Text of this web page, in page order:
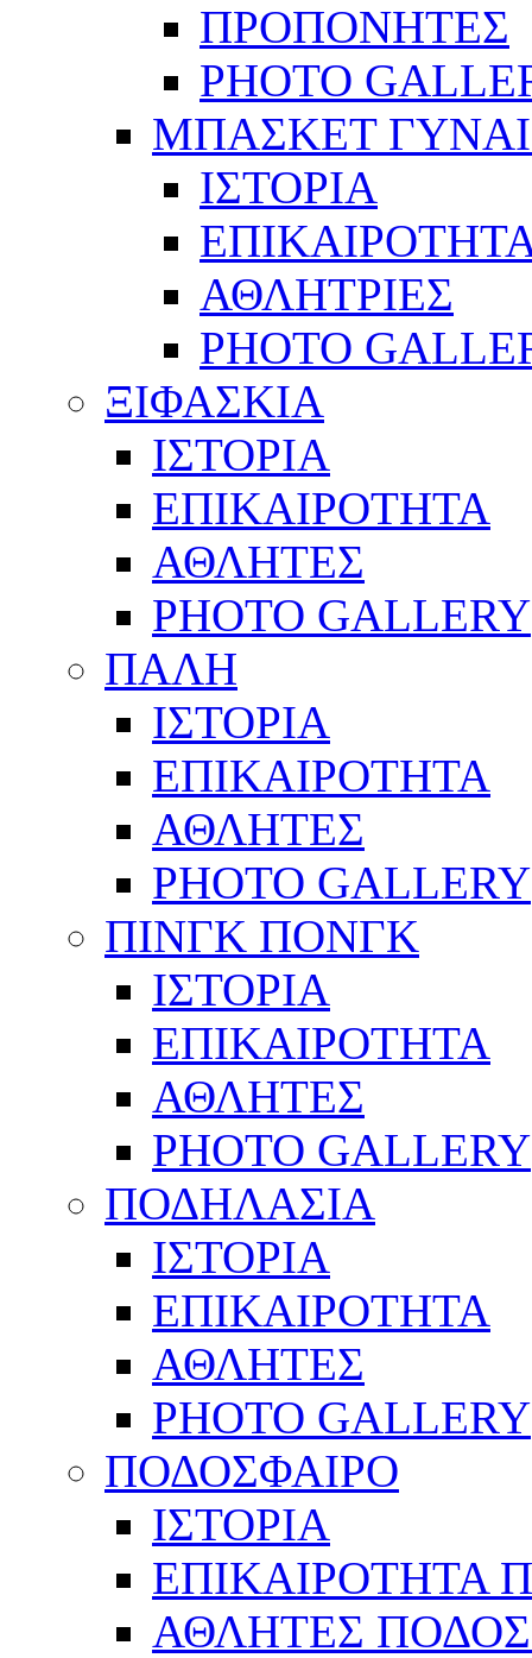
ΠΡΟΠΟΝΗΤΕΣ
PHOTO
ΜΠΑΣΚΕΤ
ΙΣΤΟΡΙΑ
ΑΘΛΗΤΡΙΕΣ
PHOTO
ΞΙΦΑΣΚΙΑ
ΙΣΤΟΡΙΑ
ΕΠΙΚΑΙΡΟΤΗΤΑ
ΑΘΛΗΤΕΣ
PHOTO GALLERY
ΠΑΛΗ
ΙΣΤΟΡΙΑ
ΕΠΙΚΑΙΡΟΤΗΤΑ
ΑΘΛΗΤΕΣ
PHOTO GALLERY
ΠΙΝΓΚ ΠΟΝΓΚ
ΙΣΤΟΡΙΑ
ΕΠΙΚΑΙΡΟΤΗΤΑ
ΑΘΛΗΤΕΣ
PHOTO GALLERY
ΠΟΔΗΛΑΣΙΑ
ΙΣΤΟΡΙΑ
ΕΠΙΚΑΙΡΟΤΗΤΑ
ΑΘΛΗΤΕΣ
PHOTO GALLERY
ΠΟΔΟΣΦΑΙΡΟ
ΙΣΤΟΡΙΑ
ΕΠΙΚΑΙΡΟΤΗΤΑ
ΑΘΛΗΤΕΣ